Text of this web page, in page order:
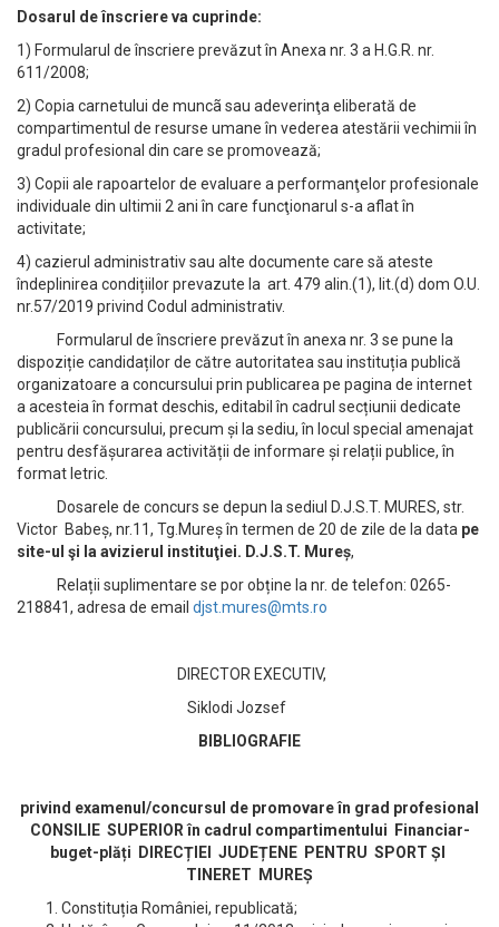
Dosarul de înscriere va cuprinde:
1) Formularul de înscriere prevăzut în Anexa nr. 3 a H.G.R. nr.
611/2008;
2) Copia carnetului de muncã sau adeverinţa eliberată de
compartimentul de resurse umane în vederea atestării vechimii în
gradul profesional din care se promovează;
3) Copii ale rapoartelor de evaluare a performanţelor profesionale
individuale din ultimii 2 ani în care funcţionarul s-a aflat în
activitate;
4) cazierul administrativ sau alte documente care să ateste
îndeplinirea condițiilor prevazute la art. 479 alin.(1), lit.(d) dom O.U.
nr.57/2019 privind Codul administrativ.
Formularul de înscriere prevăzut în anexa nr. 3 se pune la
dispoziție candidaților de către autoritatea sau instituția publică
organizatoare a concursului prin publicarea pe pagina de internet
a acesteia în format deschis, editabil în cadrul secțiunii dedicate
publicării concursului, precum și la sediu, în locul special amenajat
pentru desfășurarea activității de informare și relații publice, în
format letric.
Dosarele de concurs se depun la sediul D.J.S.T. MURES, str.
Victor Babeș, nr.11, Tg.Mureș în termen de 20 de zile de la data pe
site-ul şi la avizierul instituţiei. D.J.S.T. Mureș,
Relații suplimentare se por obține la nr. de telefon: 0265-
218841, adresa de email djst.mures@mts.ro
DIRECTOR EXECUTIV,
Siklodi Jozsef
BIBLIOGRAFIE
privind examenul/concursul de promovare în grad profesional
CONSILIE SUPERIOR în cadrul compartimentului Financiar-
buget-plăți DIRECȚIEI JUDEȚENE PENTRU SPORT ȘI
TINERET MUREȘ
Constituția României, republicată;